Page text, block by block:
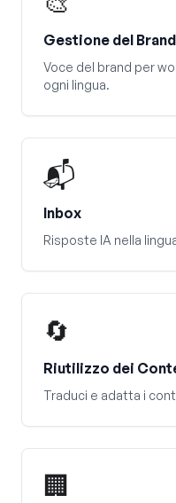
Gestione del Brand
Voce del brand per
ogni lingua.
📬
Inbox
Risposte IA nella
🔄
Riutilizzo dei
Traduci e adatta i
🏢